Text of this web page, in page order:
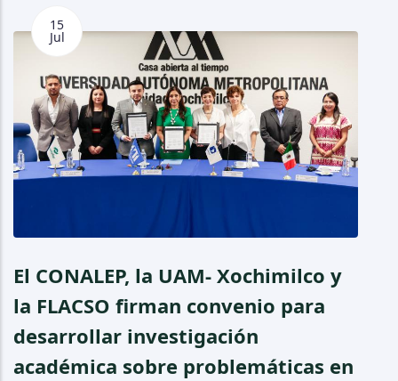
15
Jul
El CONALEP, la UAM- Xochimilco y
la FLACSO firman convenio para
desarrollar investigación
académica sobre problemáticas en